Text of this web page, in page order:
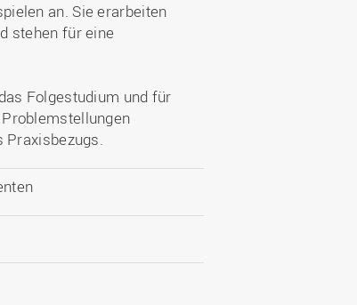
an. Sie erarbeiten
stehen für eine
Folgestudium und für
Praxisbezugs.